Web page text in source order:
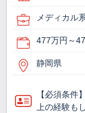
メディカル
477万円～
静岡県
【必須条件
上の経験も